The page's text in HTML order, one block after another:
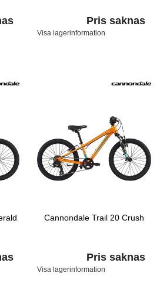
Pris saknas
Visa lagerinformation
Cannondale Trail 20 Crush
Pris saknas
Visa lagerinformation